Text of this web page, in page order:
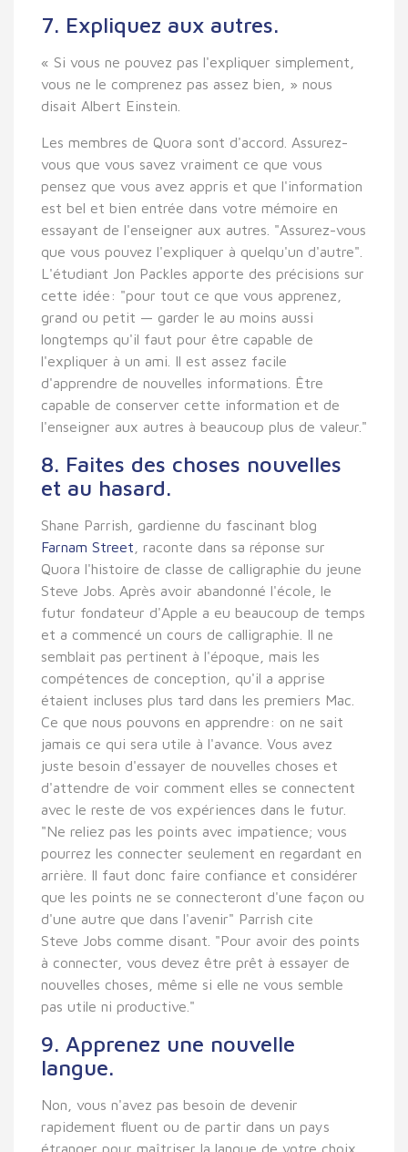
7. Expliquez aux autres.
« Si vous ne pouvez pas l'expliquer simplement,
vous ne le comprenez pas assez bien, » nous
disait Albert Einstein.
Les membres de Quora sont d'accord. Assurez-
vous que vous savez vraiment ce que vous
pensez que vous avez appris et que l'information
est bel et bien entrée dans votre mémoire en
essayant de l'enseigner aux autres. "Assurez-vous
que vous pouvez l'expliquer à quelqu'un d'autre".
L'étudiant Jon Packles apporte des précisions sur
cette idée: "pour tout ce que vous apprenez,
grand ou petit — garder le au moins aussi
longtemps qu'il faut pour être capable de
l'expliquer à un ami. Il est assez facile
d'apprendre de nouvelles informations. Être
capable de conserver cette information et de
l'enseigner aux autres à beaucoup plus de valeur."
8. Faites des choses nouvelles
et au hasard.
Shane Parrish, gardienne du fascinant blog
Farnam Street , raconte dans sa réponse sur
Quora l'histoire de classe de calligraphie du jeune
Steve Jobs. Après avoir abandonné l'école, le
futur fondateur d'Apple a eu beaucoup de temps
et a commencé un cours de calligraphie. Il ne
semblait pas pertinent à l'époque, mais les
compétences de conception, qu'il a apprise
étaient incluses plus tard dans les premiers Mac.
Ce que nous pouvons en apprendre: on ne sait
jamais ce qui sera utile à l'avance. Vous avez
juste besoin d'essayer de nouvelles choses et
d'attendre de voir comment elles se connectent
avec le reste de vos expériences dans le futur.
"Ne reliez pas les points avec impatience; vous
pourrez les connecter seulement en regardant en
arrière. Il faut donc faire confiance et considérer
que les points ne se connecteront d'une façon ou
d'une autre que dans l'avenir" Parrish cite
Steve Jobs comme disant. "Pour avoir des points
à connecter, vous devez être prêt à essayer de
nouvelles choses, même si elle ne vous semble
pas utile ni productive."
9. Apprenez une nouvelle
langue.
Non, vous n'avez pas besoin de devenir
rapidement fluent ou de partir dans un pays
étranger pour maîtriser la langue de votre choix.